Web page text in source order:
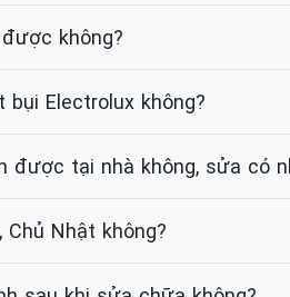
không?
Electrolux không?
được tại nhà không, sửa có
Nhật không?